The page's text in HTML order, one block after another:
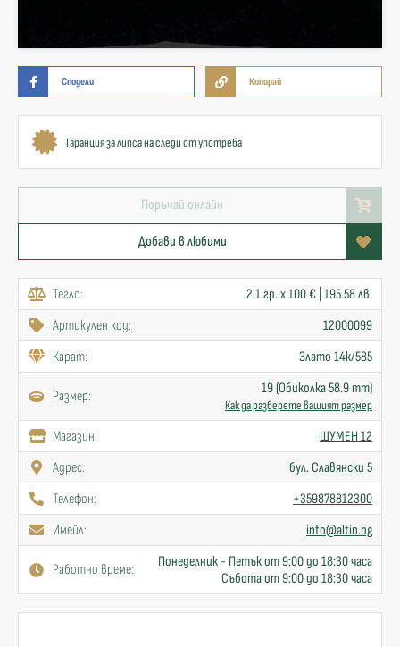
Сподели Копирай
Гаранция за липса на следи от употреба
Поръчай онлайн
Добави в любими
Тегло:
2.1 гр. x 100 € | 195.58 лв.
Артикулен код:
12000099
Карат:
Злато 14к/585
Размер: 19 (Обиколка 58.9 mm)
Как да разберете вашият размер
Mагазин:
ШУМЕН 12
Адрес:
бул. Славянски 5
Телефон:
+359878812300
Имейл:
info@altin.bg
Работно време:
Понеделник - Петък от 9:00 до 18:30 часа
Събота от 9:00 до 18:30 часа